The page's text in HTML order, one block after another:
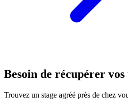
Besoin de récupérer vos
Trouvez un stage agréé près de chez